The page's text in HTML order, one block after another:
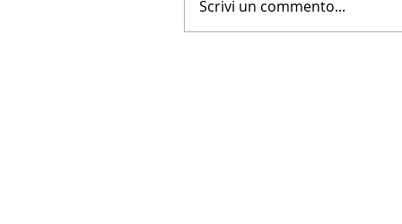
LA NUOVA FARNESINA
Scrivi un commento...